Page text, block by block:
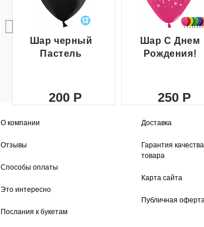
Шар черный
Пастель
200
Шар С Днем
Рождения!
250
О компании
Отзывы
Способы оплаты
Это интересно
Послания к букетам
Доставка
Гарантия
товара
Карта сайта
Публичная